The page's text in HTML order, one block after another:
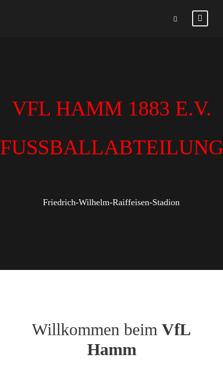
VFL HAMM 1883 E.V.
FUSSBALLABTEILUNG
Friedrich-Wilhelm-Raiffeisen-Stadion
Willkommen beim VfL
Hamm